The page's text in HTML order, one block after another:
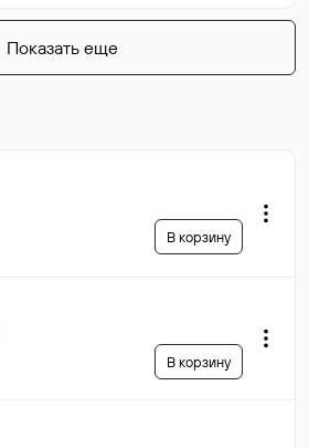
Показать еще
В корзину
В корзину